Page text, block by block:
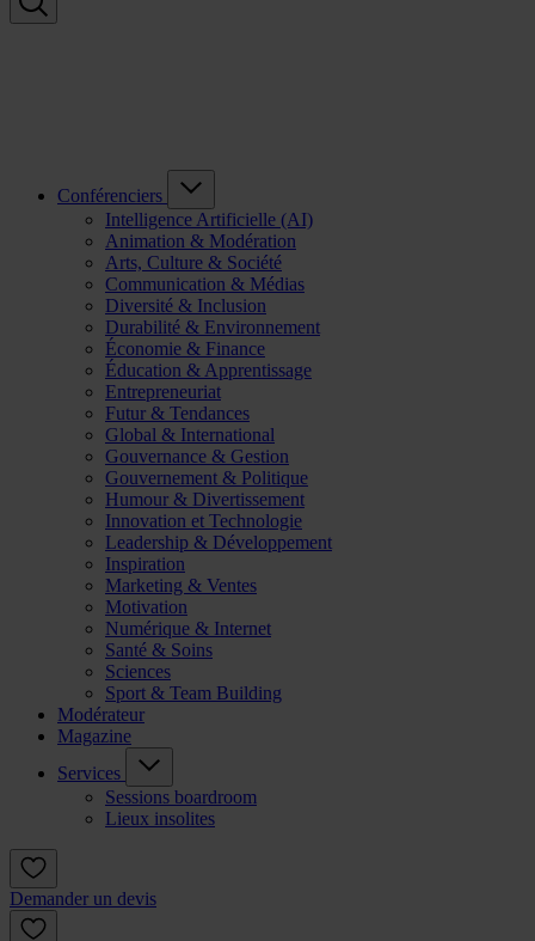
Conférenciers
Intelligence Artificielle (AI)
Animation & Modération
Arts, Culture & Société
Communication & Médias
Diversité & Inclusion
Durabilité & Environnement
Économie & Finance
Éducation & Apprentissage
Entrepreneuriat
Futur & Tendances
Global & International
Gouvernance & Gestion
Gouvernement & Politique
Humour & Divertissement
Innovation et Technologie
Leadership & Développement
Inspiration
Marketing & Ventes
Motivation
Numérique & Internet
Santé & Soins
Sciences
Sport & Team Building
Modérateur
Magazine
Services
Sessions boardroom
Lieux insolites
Demander un devis